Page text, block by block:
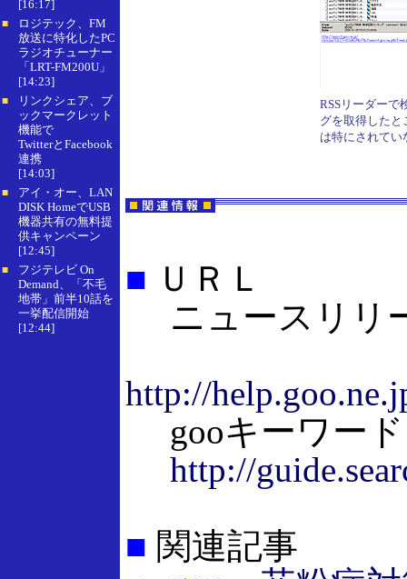
[16:17]
■
ロジテック、FM
放送に特化したPC
ラジオチューナー
「LRT-FM200U」
[14:23]
■
リンクシェア、ブ
ックマークレット
機能で
TwitterとFacebook
連携
[14:03]
■
アイ・オー、LAN
DISK HomeでUSB
機器共有の無料提
供キャンペーン
[12:45]
■
フジテレビ On
Demand、「不毛
地帯」前半10話を
一挙配信開始
[12:44]
RSSリーダーで
グを取得したと
は特にされてい
■ ＵＲＬ
ニュースリリ
http://
gooキーワー
http://
■ 関連記事